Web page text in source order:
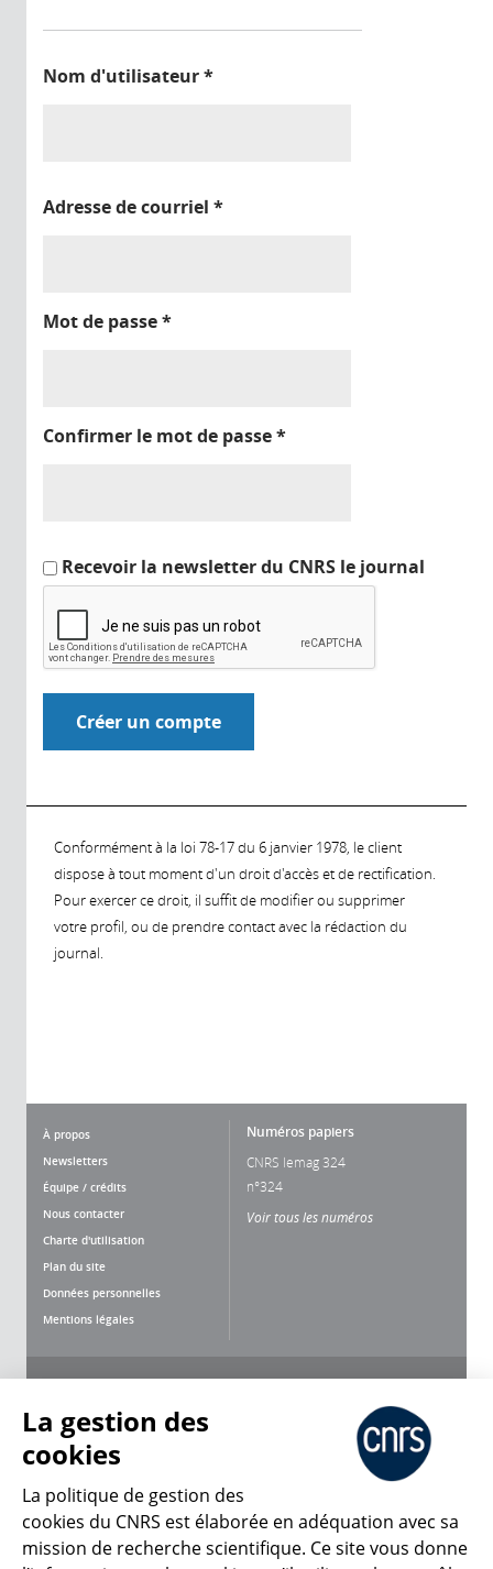
Nom d'utilisateur*
Adresse de courriel *
Mot de passe*
Confirmer le mot de passe*
Recevoir la newsletter du CNRS le journal
Conformément à la loi 78-17 du 6 janvier 1978, le client
dispose à tout moment d'un droit d'accès et de rectification.
Pour exercer ce droit, il suffit de modifier ou supprimer
votre profil, ou de prendre contact avec la rédaction du
journal.
À propos
Newsletters
Équipe / crédits
Nous contacter
Charte d'utilisation
Plan du site
Données personnelles
Mentions légales
Numéros papiers
CNRS lemag 324
n°324
Voir tous les numéros
CNRS Le Mag
La gestion des
cookies
La politique de gestion des
cookies du CNRS est élaborée en adéquation avec sa
mission de recherche scientifique. Ce site vous donne